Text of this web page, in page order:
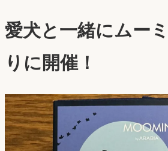
日：
愛犬と一緒にムー
りに開催！